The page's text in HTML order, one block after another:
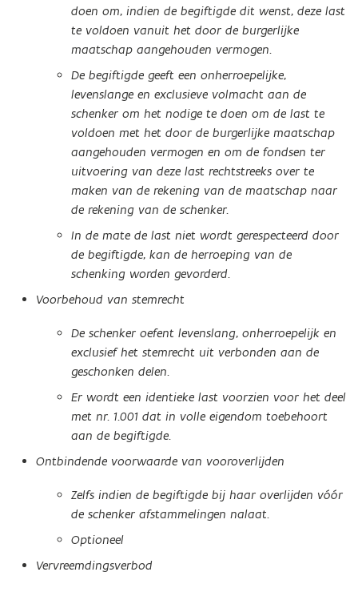
doen om, indien de begiftigde dit wenst, deze last
te voldoen vanuit het door de burgerlijke
maatschap aangehouden vermogen.
De begiftigde geeft een onherroepelijke,
levenslange en exclusieve volmacht aan de
schenker om het nodige te doen om de last te
voldoen met het door de burgerlijke maatschap
aangehouden vermogen en om de fondsen ter
uitvoering van deze last rechtstreeks over te
maken van de rekening van de maatschap naar
de rekening van de schenker.
In de mate de last niet wordt gerespecteerd door
de begiftigde, kan de herroeping van de
schenking worden gevorderd.
Voorbehoud van stemrecht
De schenker oefent levenslang, onherroepelijk en
exclusief het stemrecht uit verbonden aan de
geschonken delen.
Er wordt een identieke last voorzien voor het deel
met nr. 1.001 dat in volle eigendom toebehoort
aan de begiftigde.
Ontbindende voorwaarde van vooroverlijden
Zelfs indien de begiftigde bij haar overlijden vóór
de schenker afstammelingen nalaat.
Optioneel
Vervreemdingsverbod